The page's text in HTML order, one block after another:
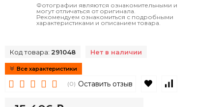
Фотографии являются ознакомительными и
могут отличаться от оригинала.
Рекомендуем ознакомиться с подробными
характеристиками и описанием товара.
Код товара: 291048 Нет в наличии
Все характеристики
(0) Оставить отзыв В избранное